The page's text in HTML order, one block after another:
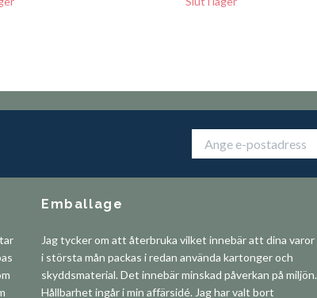
Emballage
Jag tycker om att återbruka vilket innebär att dina varor
i största mån packas i redan använda kartonger och
skyddsmaterial. Det innebär minskad påverkan på miljön.
Hållbarhet ingår i min affärsidé. Jag har valt bort